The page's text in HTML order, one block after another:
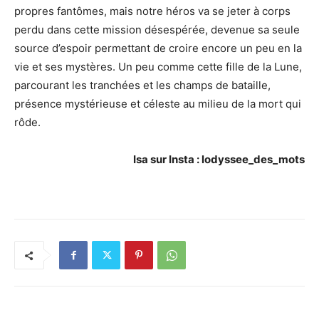
propres fantômes, mais notre héros va se jeter à corps
perdu dans cette mission désespérée, devenue sa seule
source d’espoir permettant de croire encore un peu en la
vie et ses mystères. Un peu comme cette fille de la Lune,
parcourant les tranchées et les champs de bataille,
présence mystérieuse et céleste au milieu de la mort qui
rôde.
Isa sur Insta : lodyssee_des_mots